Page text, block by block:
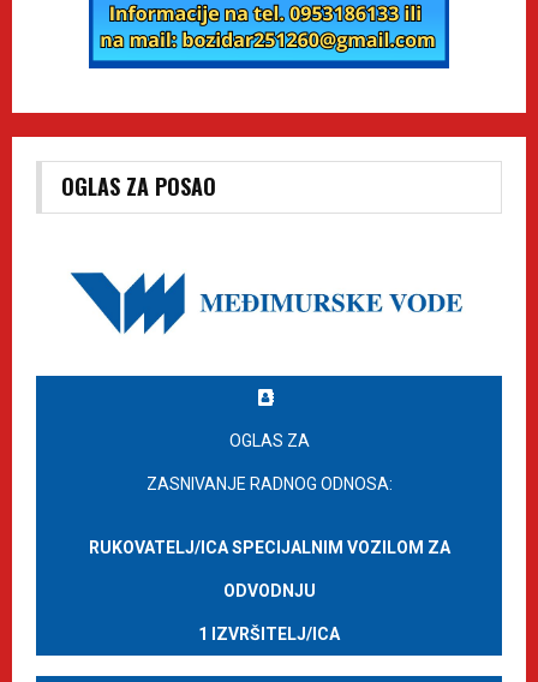
OGLAS ZA POSAO
OGLAS ZA
ZASNIVANJE RADNOG ODNOSA:
RUKOVATELJ/ICA SPECIJALNIM VOZILOM ZA
ODVODNJU
1 IZVRŠITELJ/ICA